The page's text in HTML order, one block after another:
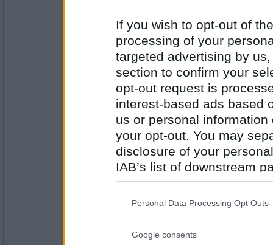
If you wish to opt-out of
processing of your
targeted advertising by
section to confirm your
opt-out request is
interest-based ads based
us or personal
your opt-out. You may
disclosure of your
IAB’s list of downstream
also be disclosed by us
Downstream Participants
Please note that this
Personal Data Processing Opt Outs
Google consents
Antal inlägg:
3740
Miominmio12 - Ej medlem längre
Antal inlägg: 8
Cecilia Nilsson
Ettfyrafem
Antal inlägg: 809